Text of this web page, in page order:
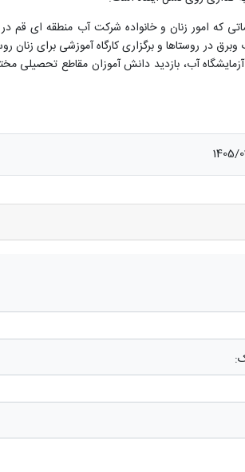
که امور زنان و خانواده شرکت آب منطقه ای قم
آب، بازدید دانش آموزان مقاطع